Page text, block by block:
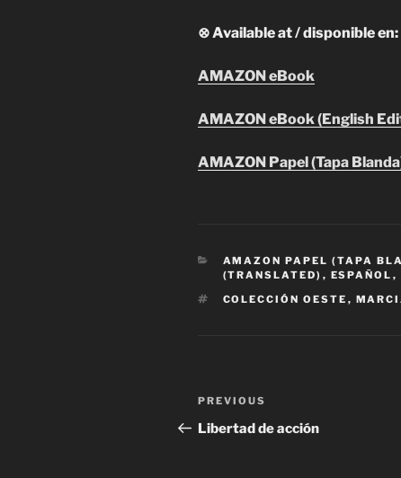
⊗ Available at / disponible en:
AMAZON eBook
AMAZON eBook (English
AMAZON Papel (Tapa
CATEGORIES
AMAZON PAPEL (TAPA
(TRANSLATED) , ESPAÑOL ,
TAGS
COLECCIÓN OESTE ,
Post
navigation
Previous
Post
PREVIOUS
Libertad de acción